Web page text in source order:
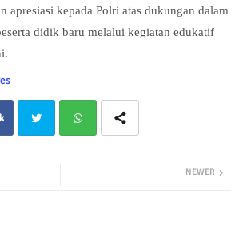
apresiasi kepada Polri atas dukungan dalam
didik baru melalui kegiatan edukatif
NEWER